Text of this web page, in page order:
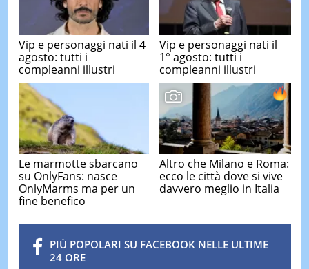
Vip e personaggi nati il 4
agosto: tutti i
compleanni illustri
Vip e personaggi nati il
1° agosto: tutti i
compleanni illustri
Le marmotte sbarcano
su OnlyFans: nasce
OnlyMarms ma per un
fine benefico
Altro che Milano e Roma:
ecco le città dove si vive
davvero meglio in Italia
PIÙ POPOLARI SU FACEBOOK NELLE ULTIME
24 ORE